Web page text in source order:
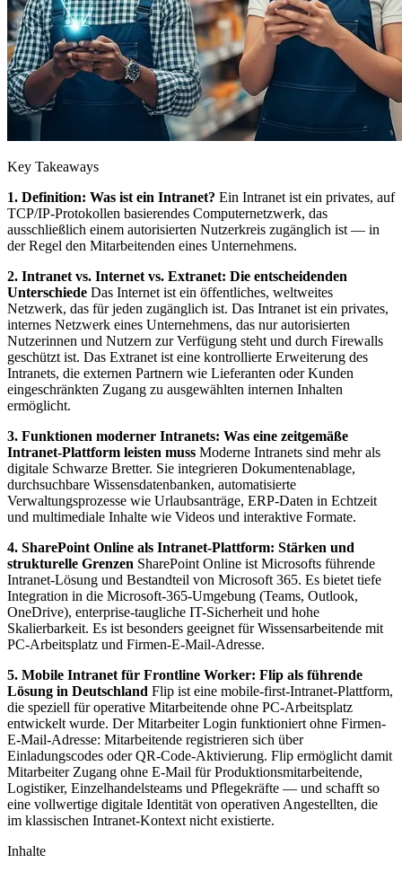
Key Takeaways
1. Definition: Was ist ein Intranet? Ein Intranet ist ein privates, auf
TCP/IP-Protokollen basierendes Computernetzwerk, das
ausschließlich einem autorisierten Nutzerkreis zugänglich ist — in
der Regel den Mitarbeitenden eines Unternehmens.
2. Intranet vs. Internet vs. Extranet: Die entscheidenden
Unterschiede Das Internet ist ein öffentliches, weltweites
Netzwerk, das für jeden zugänglich ist. Das Intranet ist ein privates,
internes Netzwerk eines Unternehmens, das nur autorisierten
Nutzerinnen und Nutzern zur Verfügung steht und durch Firewalls
geschützt ist. Das Extranet ist eine kontrollierte Erweiterung des
Intranets, die externen Partnern wie Lieferanten oder Kunden
eingeschränkten Zugang zu ausgewählten internen Inhalten
ermöglicht.
3. Funktionen moderner Intranets: Was eine zeitgemäße
Intranet-Plattform leisten muss Moderne Intranets sind mehr als
digitale Schwarze Bretter. Sie integrieren Dokumentenablage,
durchsuchbare Wissensdatenbanken, automatisierte
Verwaltungsprozesse wie Urlaubsanträge, ERP-Daten in Echtzeit
und multimediale Inhalte wie Videos und interaktive Formate.
4. SharePoint Online als Intranet-Plattform: Stärken und
strukturelle Grenzen SharePoint Online ist Microsofts führende
Intranet-Lösung und Bestandteil von Microsoft 365. Es bietet tiefe
Integration in die Microsoft-365-Umgebung (Teams, Outlook,
OneDrive), enterprise-taugliche IT-Sicherheit und hohe
Skalierbarkeit. Es ist besonders geeignet für Wissensarbeitende mit
PC-Arbeitsplatz und Firmen-E-Mail-Adresse.
5. Mobile Intranet für Frontline Worker: Flip als führende
Lösung in Deutschland Flip ist eine mobile-first-Intranet-Plattform,
die speziell für operative Mitarbeitende ohne PC-Arbeitsplatz
entwickelt wurde. Der Mitarbeiter Login funktioniert ohne Firmen-
E-Mail-Adresse: Mitarbeitende registrieren sich über
Einladungscodes oder QR-Code-Aktivierung. Flip ermöglicht damit
Mitarbeiter Zugang ohne E-Mail für Produktionsmitarbeitende,
Logistiker, Einzelhandelsteams und Pflegekräfte — und schafft so
eine vollwertige digitale Identität von operativen Angestellten, die
im klassischen Intranet-Kontext nicht existierte.
Inhalte